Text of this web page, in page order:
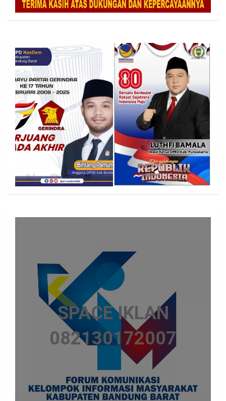
SPACE IKLAN
082130172007